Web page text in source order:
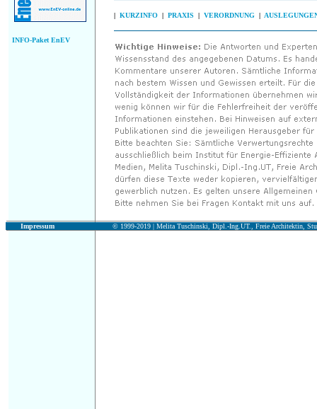
INFO-Paket EnEV
| KURZINFO | PRAXIS | VERORDNUNG |
Impressum © 1999-2019 | Melita Tuschinski, Dipl.-Ing.UT., Freie Architektin,